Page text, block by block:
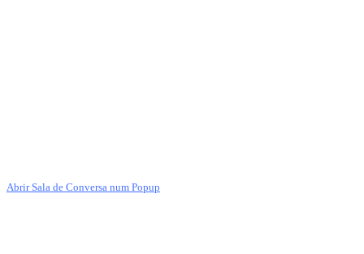
Abrir Sala de Conversa num Popup